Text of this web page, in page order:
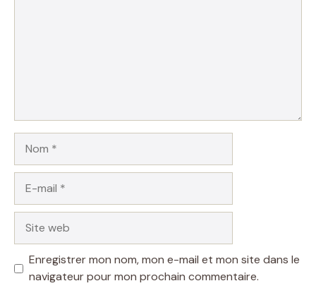
mail
web
Enregistrer mon nom, mon e-mail et mon site dans le
navigateur pour mon prochain commentaire.